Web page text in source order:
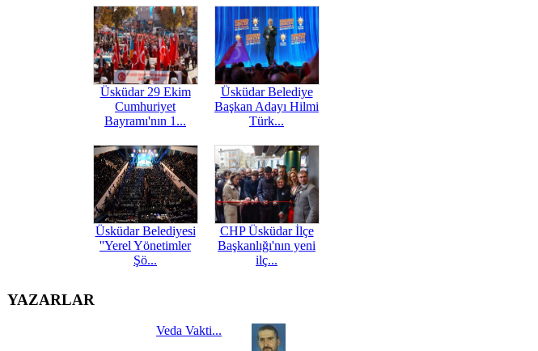
Üsküdar 29 Ekim
Cumhuriyet
Bayramı'nın 1...
Üsküdar Belediye
Başkan Adayı Hilmi
Türk...
Üsküdar Belediyesi
''Yerel Yönetimler
Şö...
CHP Üsküdar İlçe
Başkanlığı'nın yeni
ilç...
YAZARLAR
Veda Vakti...